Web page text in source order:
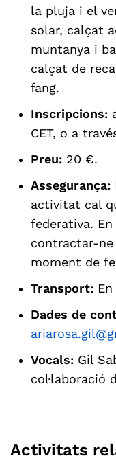
la pluja i el
solar, calçat
muntanya i
calçat de
fang.
Inscripcions:
CET, o a
Preu: 20 €.
Assegurança:
activitat cal
federativa.
contractar-
moment de
Transport:
Dades de
Vocals: Gil
col·laboració
Activitats